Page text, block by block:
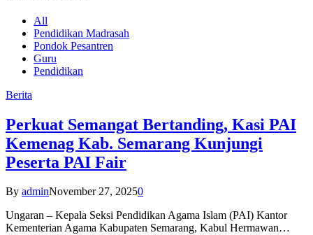
All
Pendidikan Madrasah
Pondok Pesantren
Guru
Pendidikan
Berita
Perkuat Semangat Bertanding, Kasi PAI
Kemenag Kab. Semarang Kunjungi
Peserta PAI Fair
By adminNovember 27, 20250
Ungaran – Kepala Seksi Pendidikan Agama Islam (PAI) Kantor
Kementerian Agama Kabupaten Semarang, Kabul Hermawan…